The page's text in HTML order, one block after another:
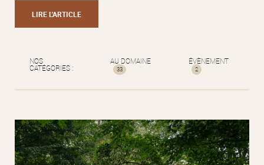
LIRE L'ARTICLE
NOS
CATÉGORIES :
AU DOMAINE
33
ÉVÈNEMENT
2